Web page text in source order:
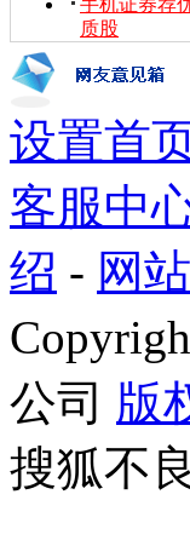
手机证券荐
质股
设置首
客服中
绍 - 网
公司 版
搜狐不